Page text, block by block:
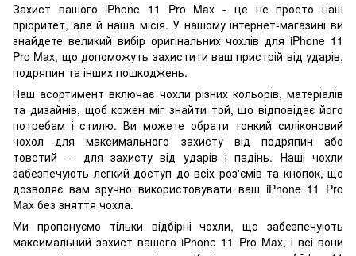
Захист вашого iPhone 11 Pro Max - це не просто наш
пріоритет, але й наша місія. У нашому інтернет-магазині ви
знайдете великий вибір оригінальних чохлів для iPhone 11
Pro Max, що допоможуть захистити ваш пристрій від ударів,
подряпин та інших пошкоджень.
Наш асортимент включає чохли різних кольорів, матеріалів
та дизайнів, щоб кожен міг знайти той, що відповідає його
потребам і стилю. Ви можете обрати тонкий силіконовий
чохол для максимального захисту від подряпин або
товстий — для захисту від ударів і падінь. Наші чохли
забезпечують легкий доступ до всіх роз'ємів та кнопок, що
дозволяє вам зручно використовувати ваш iPhone 11 Pro
Max без зняття чохла.
Ми пропонуємо тільки відбірні чохли, що забезпечують
максимальний захист вашого iPhone 11 Pro Max, і всі вони